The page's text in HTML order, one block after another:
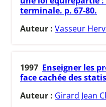
terminale. p. 67-80.
Auteur : Vasseur
1997 Enseigner les
face cachée des
Auteur : Girard Jean